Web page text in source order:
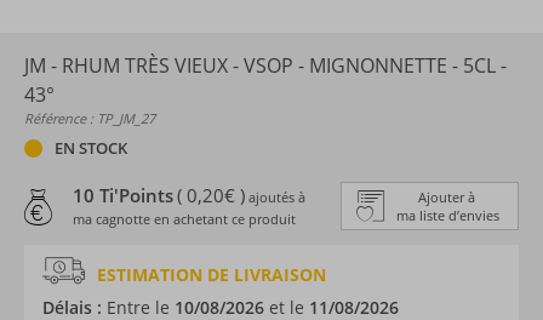
JM - RHUM TRÈS VIEUX - VSOP - MIGNONNETTE - 5CL -
43°
Référence : TP_JM_27
EN STOCK
Ajouter à
ma liste d’envies
10 Ti'Points( 0,20€ ) ajoutés à
ma cagnotte en achetant ce produit
ESTIMATION DE LIVRAISON
Délais : Entre le 10/08/2026 et le 11/08/2026